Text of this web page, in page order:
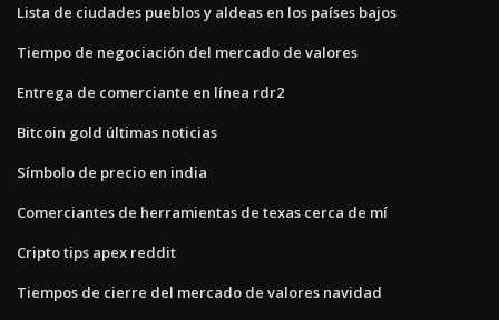
Lista de ciudades pueblos y aldeas en los países bajos
Tiempo de negociación del mercado de valores
Entrega de comerciante en línea rdr2
Bitcoin gold últimas noticias
Símbolo de precio en india
Comerciantes de herramientas de texas cerca de mí
Cripto tips apex reddit
Tiempos de cierre del mercado de valores navidad